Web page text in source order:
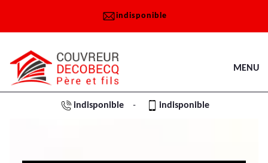
indisponible
MENU
indisponible - indisponible